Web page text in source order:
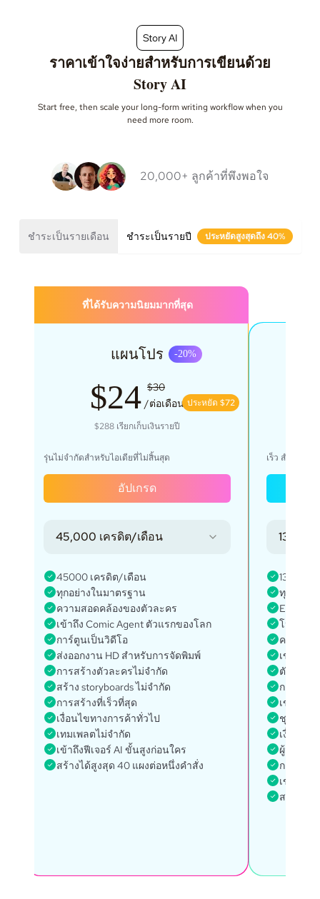
Story AI
ราคาเข้าใจง่ายสำหรับการเขียนด้วย
Story AI
Start free, then scale your long-form writing workflow when you
need more room.
20,000+ ลูกค้าที่พึงพอใจ
ชำระเป็นรายเดือน ชำระเป็นรายปี ประหยัดสูงสุดถึง 40%
ที่ได้รับความนิยมมากที่สุด
แผนโปร -20%
$24 $30
/ต่อเดือน ประหยัด $72
$288 เรียกเก็บเงินรายปี
รุ่นไม่จำกัดสำหรับไอเดียที่ไม่สิ้นสุด
อัปเกรด
45,000 เครดิต/เดือน
45000 เครดิต/เดือน
ทุกอย่างในมาตรฐาน
ความสอดคล้องของตัวละคร
เข้าถึง Comic Agent ตัวแรกของโลก
การ์ตูนเป็นวิดีโอ
ส่งออกงาน HD สำหรับการจัดพิมพ์
การสร้างตัวละครไม่จำกัด
สร้าง storyboards ไม่จำกัด
การสร้างที่เร็วที่สุด
เงื่อนไขทางการค้าทั่วไป
เทมเพลตไม่จำกัด
เข้าถึงฟีเจอร์ AI ขั้นสูงก่อนใคร
สร้างได้สูงสุด 40 แผงต่อหนึ่งคำสั่ง
เร็ว สำหรับกา
135000
ทุกอย่าง
Every
โปรเจก
ความสอ
เข้าถึง
ตัวละคร
การสร้า
เข้าถึงทุ
ชุดภาษา
เงื่อนไข
ผู้จัดการ
การเข้า
เข้าถึงทุ
สร้างได้